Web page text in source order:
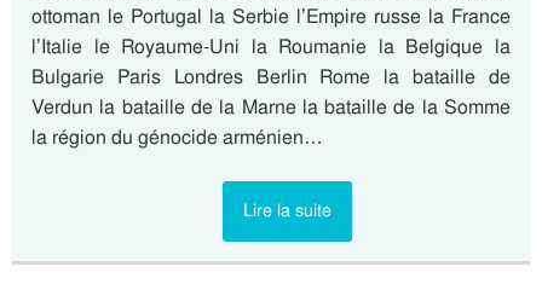
ottoman le Portugal la Serbie l’Empire russe la France
l’Italie le Royaume-Uni la Roumanie la Belgique la
Bulgarie Paris Londres Berlin Rome la bataille de
Verdun la bataille de la Marne la bataille de la Somme
la région du génocide arménien…
Lire la suite